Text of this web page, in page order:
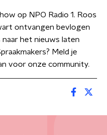
op NPO Radio 1. Roos
ontvangen bevlogen
het nieuws laten
Meld je
voor onze community.